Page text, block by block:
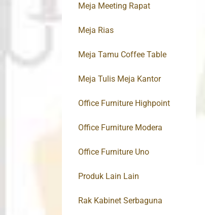
Meja Meeting Rapat
Meja Rias
Meja Tamu Coffee Table
Meja Tulis Meja Kantor
Office Furniture Highpoint
Office Furniture Modera
Office Furniture Uno
Produk Lain Lain
Rak Kabinet Serbaguna